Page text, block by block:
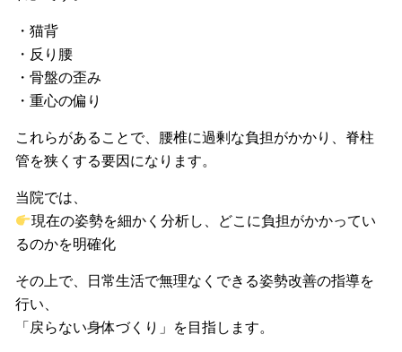
・猫背
・反り腰
・骨盤の歪み
・重心の偏り
これらがあることで、腰椎に過剰な負担がかかり、脊柱
管を狭くする要因になります。
当院では、
現在の姿勢を細かく分析し、どこに負担がかかってい
るのかを明確化
その上で、日常生活で無理なくできる姿勢改善の指導を
行い、
「戻らない身体づくり」を目指します。